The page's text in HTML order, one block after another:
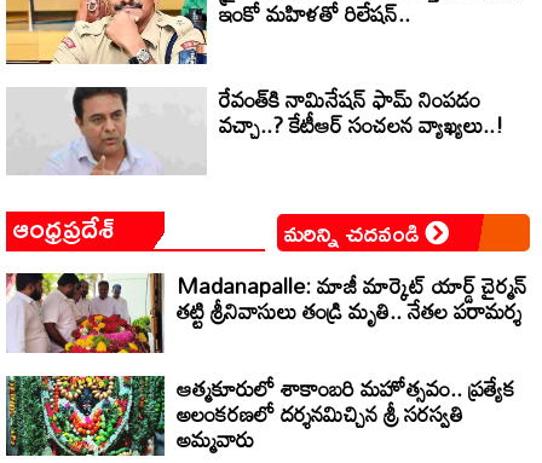
ఇంకో మహిళతో రిలేషన్..
రేవంత్‌కి నామినేషన్ ఫామ్ నింపడం
వచ్చా..? కేటీఆర్ సంచలన వ్యాఖ్యలు..!
ఆంధ్రప్రదేశ్ మరిన్ని చదవండి
Madanapalle: మాజీ మార్కెట్ యార్డ్ చైర్మన్
తట్టి శ్రీనివాసులు తండ్రి మృతి.. నేతల పరామర్శ
ఆత్మకూరులో శాకాంబరి మహోత్సవం.. ప్రత్యేక
అలంకరణలో దర్శనమిచ్చిన శ్రీ సరస్వతి
అమ్మవారు